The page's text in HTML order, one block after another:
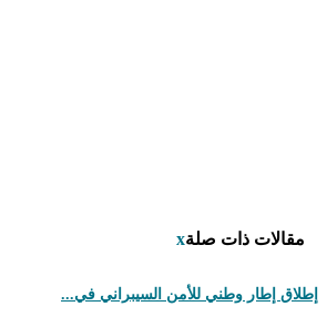
مقالات ذات صلةx
إطلاق إطار وطني للأمن السيبراني في...